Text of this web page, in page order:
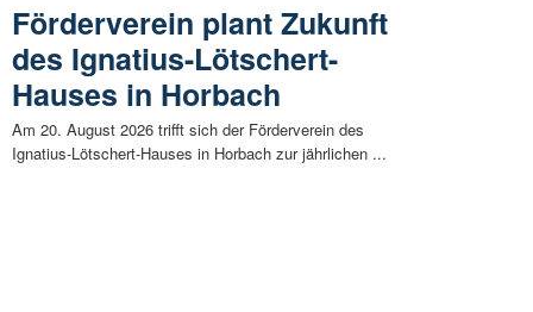
Förderverein plant Zukunft
des Ignatius-Lötschert-
Hauses in Horbach
Am 20. August 2026 trifft sich der Förderverein des
Ignatius-Lötschert-Hauses in Horbach zur jährlichen ...